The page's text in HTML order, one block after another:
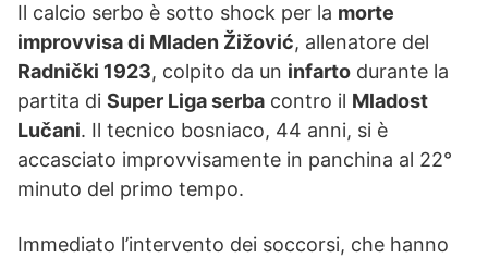
Il calcio serbo è sotto shock per la morte
improvvisa di Mladen Žižović, allenatore del
Radnički 1923, colpito da un infarto durante la
partita di Super Liga serba contro il Mladost
Lučani. Il tecnico bosniaco, 44 anni, si è
accasciato improvvisamente in panchina al 22°
minuto del primo tempo.
Immediato l’intervento dei soccorsi, che hanno